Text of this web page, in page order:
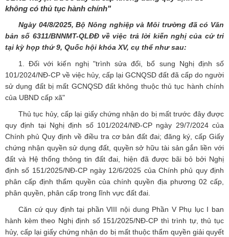
không có thủ tục hành chính"
Ngày 04/8/2025, Bộ Nông nghiệp và Môi trường đã có Văn
bản số 6311/BNNMT-QLĐĐvề việc trả lời kiến nghị của cử tri
tại kỳ họp thứ 9, Quốc hội khóa XV, cụ thể như sau:
1. Đối với kiến nghị "trình sửa đổi, bổ sung Nghị định số
101/2024/NĐ-CP về việc hủy, cấp lại GCNQSD đất đã cấp do người
sử dụng đất bị mất GCNQSD đất không thuộc thủ tục hành chính
của UBND cấp xã"
Thủ tục hủy, cấp lại giấy chứng nhận do bị mất trước đây được
quy định tại Nghị định số 101/2024/NĐ-CP ngày 29/7/2024 của
Chính phủ Quy định về điều tra cơ bản đất đai; đăng ký, cấp Giấy
chứng nhận quyền sử dụng đất, quyền sở hữu tài sản gắn liền với
đất và Hệ thống thông tin đất đai, hiện đã được bãi bỏ bởi Nghị
định số 151/2025/NĐ-CP ngày 12/6/2025 của Chính phủ quy định
phân cấp định thẩm quyền của chính quyền địa phương 02 cấp,
phân quyền, phân cấp trong lĩnh vực đất đai.
Căn cứ quy định tại phần VIII nội dung Phần V Phụ lục I ban
hành kèm theo Nghị định số 151/2025/NĐ-CP thì trình tự, thủ tục
hủy, cấp lại giấy chứng nhận do bị mất thuộc thẩm quyền giải quyết